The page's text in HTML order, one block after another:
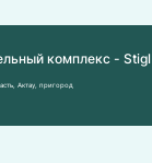
комплекс - Stigl
Актау, пригород